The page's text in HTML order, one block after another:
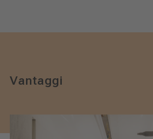
Vantaggi